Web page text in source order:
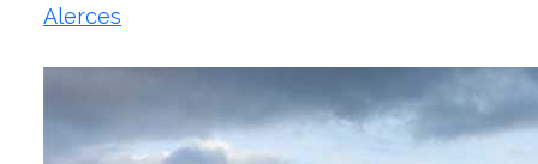
Alerces